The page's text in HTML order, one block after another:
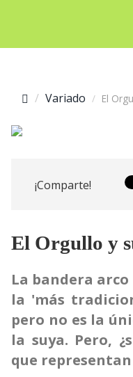
Variado El
¡Comparte!
El Orgullo y
La bandera
la 'más
pero no es la
la suya. Pero,
que representan